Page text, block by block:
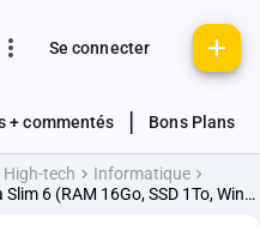
Se connecter
+ commentés Bons Plans
High-tech
Informatique
PC Portable 14'' Lenovo 14APU8 Yoga Slim 6 (RAM 16Go, SSD 1To, Win11)